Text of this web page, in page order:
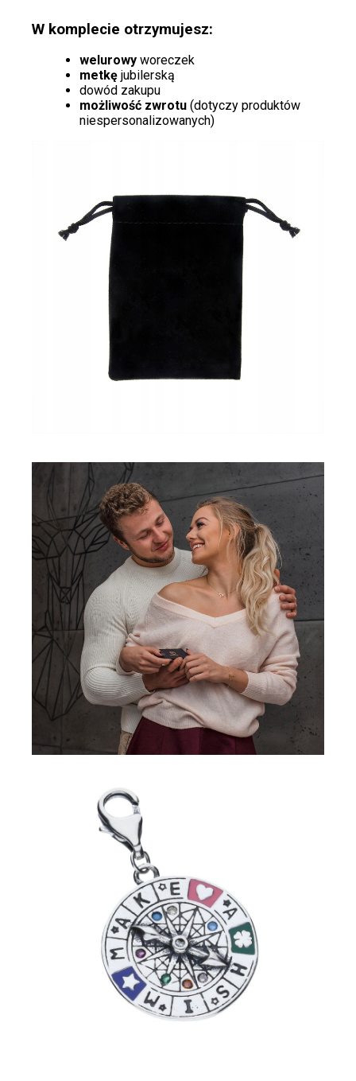
W komplecie otrzymujesz:
welurowy woreczek
metkę jubilerską
dowód zakupu
możliwość zwrotu (dotyczy produktów
niespersonalizowanych)